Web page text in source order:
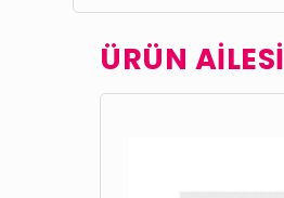
ÜRÜN AİLESİ